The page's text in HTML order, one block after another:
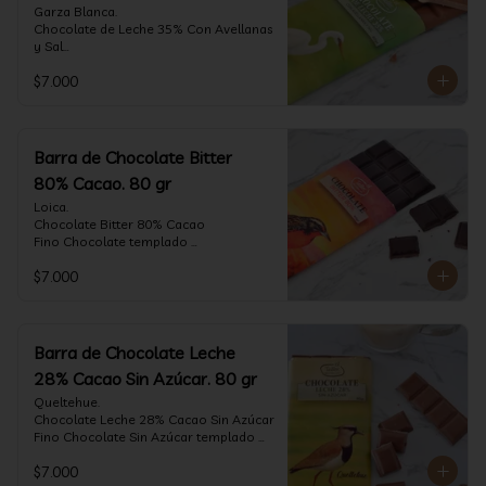
gr
Garza Blanca.
Chocolate de Leche 35% Con Avellanas
y Sal
artesanalmente con Avellanas
con la textura y complemento de sabor
de las avellanas y sal.
Formato: tableta 80 gramos.
$7.000
Barra de Chocolate Bitter
80% Cacao. 80 gr
Loica.
Chocolate Bitter 80% Cacao
Fino Chocolate templado
de frutas rojas, zeste de pomelo y
$7.000
Barra de Chocolate Leche
28% Cacao Sin Azúcar. 80 gr
Queltehue.
Chocolate Leche 28% Cacao Sin Azúcar
Fino Chocolate Sin Azúcar templado
aterciopelado de frutas rojas y cacao
$7.000